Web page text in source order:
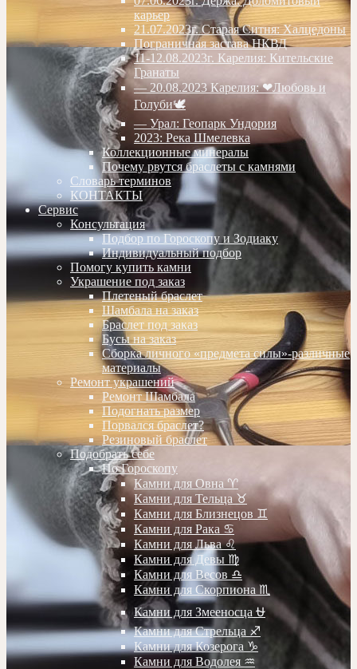
карьер
21.07.2023г. Старая Ситня: Халцедоны
Пограничная застава НКВД
11-12.08.2023г. Карелия: Кительские
Гранаты
— 20.08.2023 Карелия: ❤Любовь и
Голуби🕊
— Урал: Геопарк Ундория
2023: Река Шмелевка
Коллекционные минералы
Почему рвутся браслеты с камнями
Словарь терминов
КОНТАКТЫ
Сервис
Консультация
Подбор по Гороскопу и Зодиаку
Индивидуальный подбор
Помогу купить камни
Украшение под заказ
Плетеный браслет
Шамбала на заказ
Браслет под заказ
Бусы на заказ
Сборка личного «предмета силы»-различные
материалы
Ремонт украшений
Ремонт Шамбала
Подогнать размер
Порвался браслет?
Резиновый браслет
Подобрать себе
По Гороскопу
Камни для Овна ♈️
Камни для Тельца ♉️
Камни для Близнецов ♊️
Камни для Рака ♋️
Камни для Льва ♌️
Камни для Девы ♍️
Камни для Весов ♎️
Камни для Скорпиона ♏️
Камни для Змееносца ⛎
Камни для Стрельца ♐️
Камни для Козерога ♑️
Камни для Водолея ♒️